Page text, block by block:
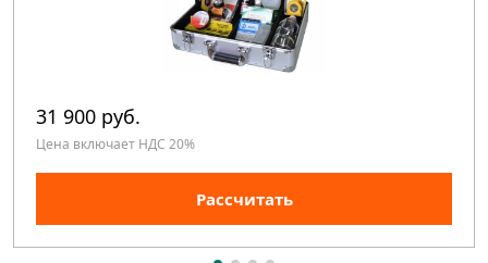
31 900 руб.
Цена включает НДС 20%
Рассчитать